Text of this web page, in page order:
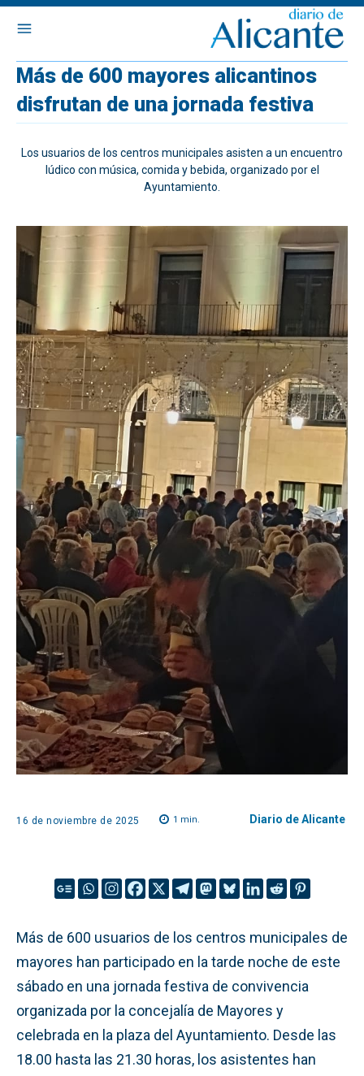
Más de 600 mayores alicantinos
disfrutan de una jornada festiva
Los usuarios de los centros municipales asisten a un encuentro
lúdico con música, comida y bebida, organizado por el
Ayuntamiento.
16 de noviembre de 2025 1 min. Diario de Alicante
Más de 600 usuarios de los centros municipales de
mayores han participado en la tarde noche de este
sábado en una jornada festiva de convivencia
organizada por la concejalía de Mayores y
celebrada en la plaza del Ayuntamiento. Desde las
18.00 hasta las 21.30 horas, los asistentes han